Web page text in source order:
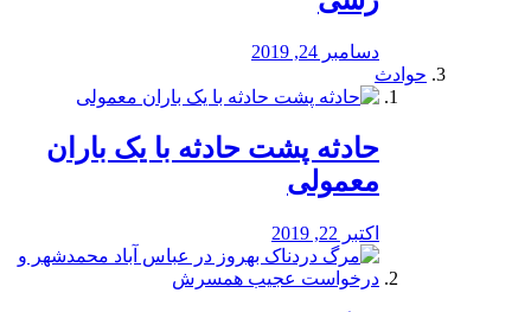
دسامبر 24, 2019
حوادث
️حادثه پشت حادثه با یک باران
معمولی
اکتبر 22, 2019